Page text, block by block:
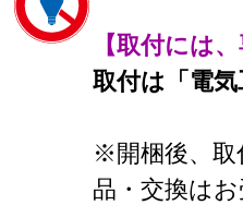
【取付には
取付は「電
※開梱後、取
品・交換はお